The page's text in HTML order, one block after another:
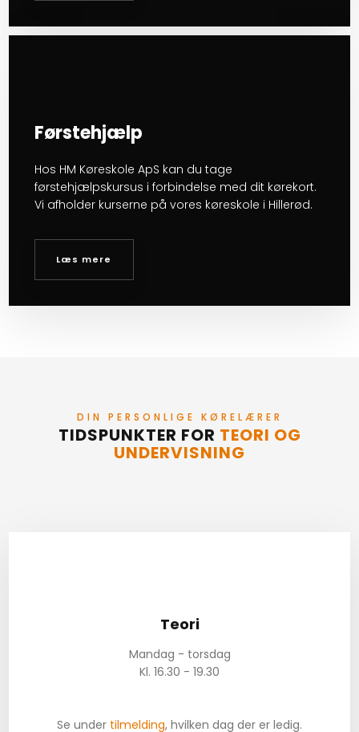
Førstehjælp
Hos HM Køreskole ApS kan du tage
førstehjælpskursus i forbindelse med dit kørekort.
Vi afholder kurserne på vores køreskole i Hillerød.
Læs mere​
DIN PERSONLIGE KØRELÆRER​
TIDSPUNKTER FOR TEORI OG
UNDERVISNING
Teori
Mandag - torsdag​
Kl. 16.30 - 19.30
Se under tilmelding, hvilken dag der er ledig.​